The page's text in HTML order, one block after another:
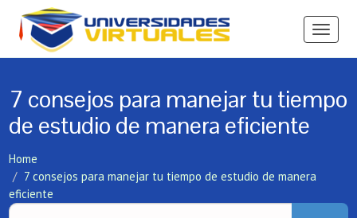
Ver
7 consejos para manejar tu tiempo
de estudio de manera eficiente
Home
7 consejos para manejar tu tiempo de estudio de manera
eficiente